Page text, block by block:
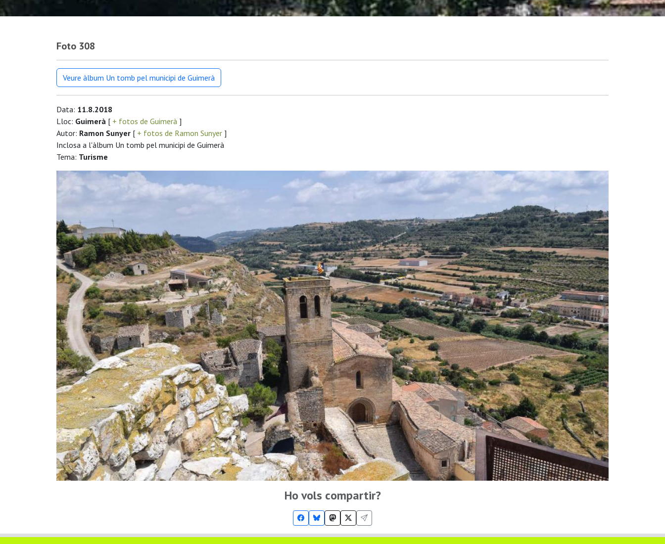
Foto 308
Veure àlbum Un tomb pel municipi de Guimerà
Data: 11.8.2018
Lloc: Guimerà [ + fotos de Guimerà ]
Autor: Ramon Sunyer [ + fotos de Ramon Sunyer ]
Inclosa a l'àlbum Un tomb pel municipi de Guimerà
Tema: Turisme
Ho vols compartir?